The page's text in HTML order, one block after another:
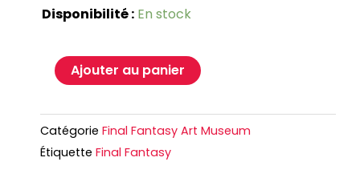
Disponibilité : En stock
Ajouter au panier
Catégorie Final Fantasy Art Museum
Étiquette Final Fantasy